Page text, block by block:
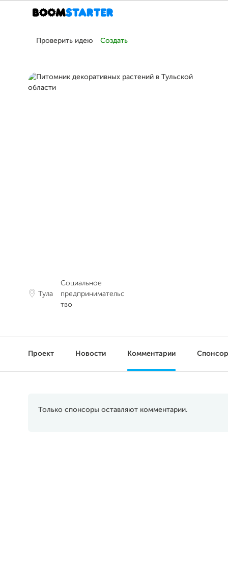
Проверить идею Создать
Тула
Социальное
предпринимательс
тво
Проект Новости Комментарии
Только спонсоры оставляют комментарии.